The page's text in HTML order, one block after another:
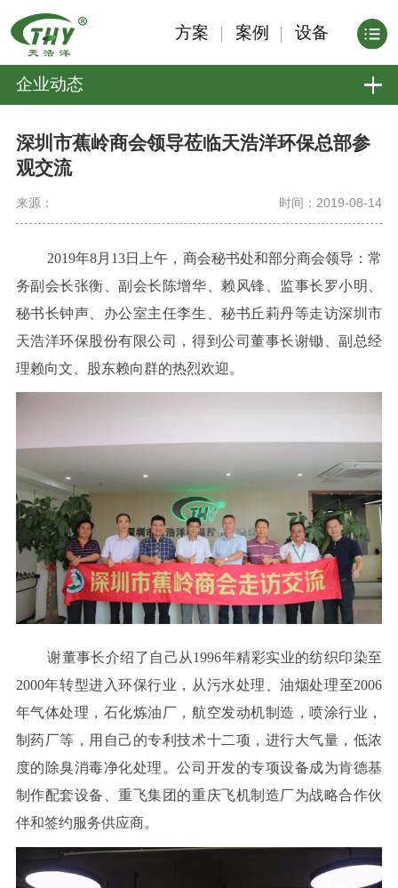
方案 案例 设备
企业动态
深圳市蕉岭商会领导莅临天浩洋环保总部参
观交流
来源： 时间：2019-08-14
2019年8月13日上午，商会秘书处和部分商会领导：常
务副会长张衡、副会长陈增华、赖风锋、监事长罗小明、
秘书长钟声、办公室主任李生、秘书丘莉丹等走访深圳市
天浩洋环保股份有限公司，得到公司董事长谢锄、副总经
理赖向文、股东赖向群的热烈欢迎。
谢董事长介绍了自己从1996年精彩实业的纺织印染至
2000年转型进入环保行业，从污水处理、油烟处理至2006
年气体处理，石化炼油厂，航空发动机制造，喷涂行业，
制药厂等，用自己的专利技术十二项，进行大气量，低浓
度的除臭消毒净化处理。公司开发的专项设备成为肯德基
制作配套设备、重飞集团的重庆飞机制造厂为战略合作伙
伴和签约服务供应商。